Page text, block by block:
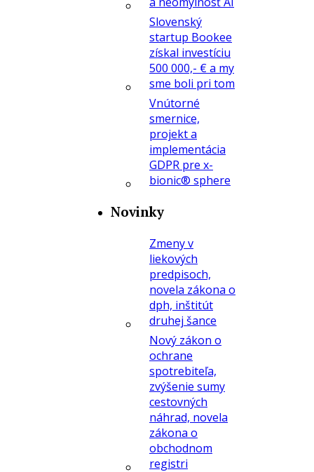
Slovenský
startup Bookee
získal investíciu
500 000,- € a my
sme boli pri tom
Vnútorné
smernice,
projekt a
implementácia
GDPR pre x-
bionic® sphere
Novinky
Zmeny v
liekových
predpisoch,
novela zákona o
dph, inštitút
druhej šance
Nový zákon o
ochrane
spotrebiteľa,
zvýšenie sumy
cestovných
náhrad, novela
zákona o
obchodnom
registri